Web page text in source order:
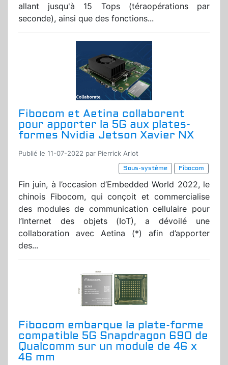
allant jusqu'à 15 Tops (téraopérations par
seconde), ainsi que des fonctions...
Fibocom et Aetina collaborent
pour apporter la 5G aux plates-
formes Nvidia Jetson Xavier NX
Publié le 11-07-2022 par Pierrick Arlot
Sous-système
Fibocom
Fin juin, à l’occasion d’Embedded World 2022, le
chinois Fibocom, qui conçoit et commercialise
des modules de communication cellulaire pour
l’Internet des objets (IoT), a dévoilé une
collaboration avec Aetina (*) afin d’apporter
des...
Fibocom embarque la plate-forme
compatible 5G Snapdragon 690 de
Qualcomm sur un module de 46 x
46 mm